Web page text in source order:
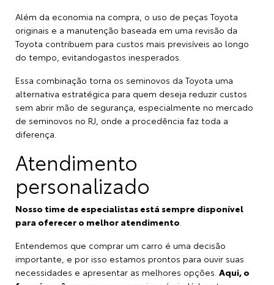
Além da economia na compra, o uso de peças Toyota
originais e a manutenção baseada em uma revisão da
Toyota contribuem para custos mais previsíveis ao longo
do tempo, evitandogastos inesperados.
Essa combinação torna os seminovos da Toyota uma
alternativa estratégica para quem deseja reduzir custos
sem abrir mão de segurança, especialmente no mercado
de seminovos no RJ, onde a procedência faz toda a
diferença.
Atendimento
personalizado
Nosso time de especialistas está sempre disponível
para oferecer o melhor atendimento
Entendemos que comprar um carro é uma decisão
importante, e por isso estamos prontos para ouvir suas
necessidades e apresentar as melhores opções. Aqui, o